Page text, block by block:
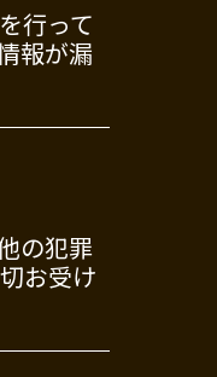
行って
報が漏
の犯罪
お受け